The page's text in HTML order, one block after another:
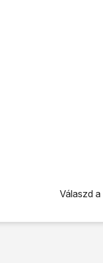
Válaszd a